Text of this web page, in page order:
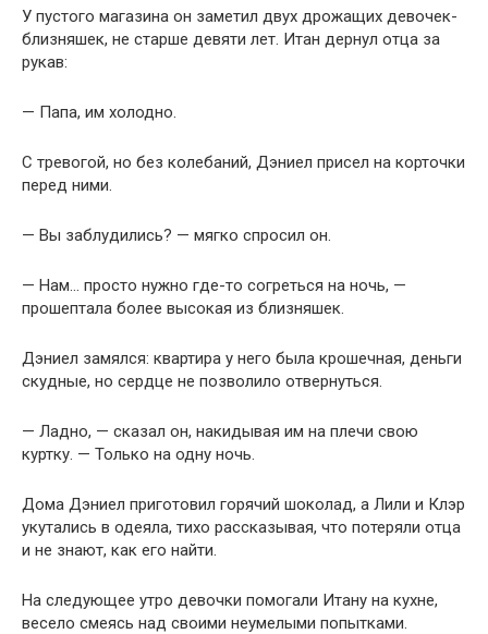
У пустого магазина он заметил двух дрожащих девочек-
близняшек, не старше девяти лет. Итан дернул отца за
рукав:
— Папа, им холодно.
С тревогой, но без колебаний, Дэниел присел на корточки
перед ними.
— Вы заблудились? — мягко спросил он.
— Нам… просто нужно где-то согреться на ночь, —
прошептала более высокая из близняшек.
Дэниел замялся: квартира у него была крошечная, деньги
скудные, но сердце не позволило отвернуться.
— Ладно, — сказал он, накидывая им на плечи свою
куртку. — Только на одну ночь.
Дома Дэниел приготовил горячий шоколад, а Лили и Клэр
укутались в одеяла, тихо рассказывая, что потеряли отца
и не знают, как его найти.
На следующее утро девочки помогали Итану на кухне,
весело смеясь над своими неумелыми попытками.